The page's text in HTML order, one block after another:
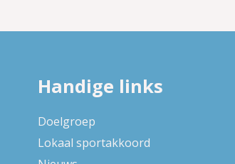
Handige links
Doelgroep
Lokaal sportakkoord